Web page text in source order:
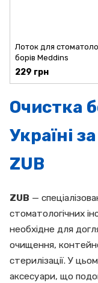
Лоток для
борів Meddins
229 грн
Очистка
Україні
ZUB
ZUB —
стоматологічних
необхідне для
очищення,
стерилізації. У
аксесуари, що